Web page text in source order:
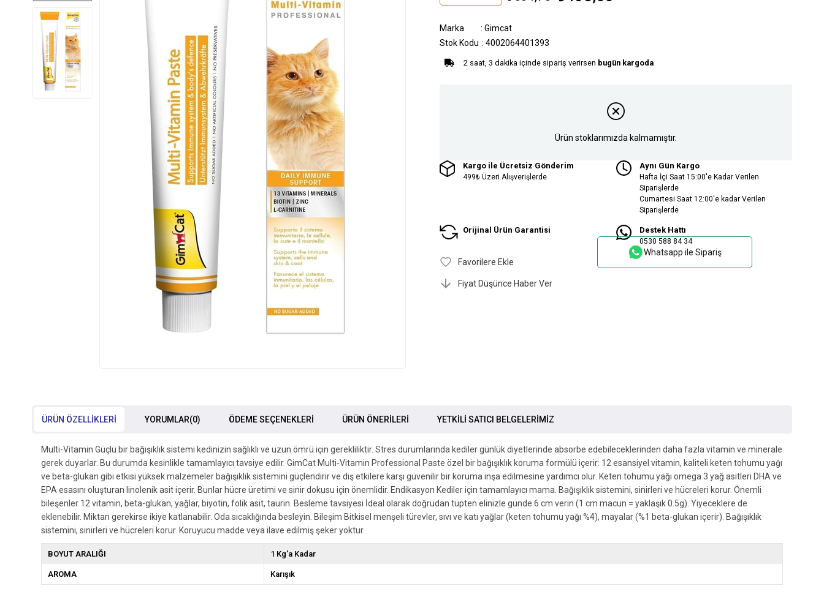
Marka : Gimcat
Stok Kodu
4002064401393
2 saat, 3 dakika içinde sipariş verirsen bugün kargoda
Ürün stoklarımızda kalmamıştır.
Kargo ile Ücretsiz Gönderim
499₺ Üzeri Alışverişlerde
Aynı Gün Kargo
Hafta İçi Saat 15:00'e Kadar Verilen
Siparişlerde
Cumartesi Saat 12:00'e kadar Verilen
Siparişlerde
Orijinal Ürün Garantisi Destek Hattı
0530 588 84 34
Favorilere Ekle
Fiyat Düşünce Haber Ver
Whatsapp ile Sipariş
ÜRÜN ÖZELLIKLERI YORUMLAR(0) ÖDEME SEÇENEKLERI ÜRÜN ÖNERILERI YETKİLİ SATICI BELGELERİMİZ
Multi-Vitamin Güçlü bir bağışıklık sistemi kedinizin sağlıklı ve uzun ömrü için gerekliliktir. Stres durumlarında kediler günlük diyetlerinde absorbe edebileceklerinden daha fazla vitamin ve minerale
gerek duyarlar. Bu durumda kesinlikle tamamlayıcı tavsiye edilir. GimCat Multi-Vitamin Professional Paste özel bir bağışıklık koruma formülü içerir: 12 esansiyel vitamin, kaliteli keten tohumu yağı
ve beta-glukan gibi etkisi yüksek malzemeler bağışıklık sistemini güçlendirir ve dış etkilere karşı güvenilir bir koruma inşa edilmesine yardımcı olur. Keten tohumu yağı omega 3 yağ asitleri DHA ve
EPA esasını oluşturan linolenik asit içerir. Bunlar hücre üretimi ve sinir dokusu için önemlidir. Endikasyon Kediler için tamamlayıcı mama. Bağışıklık sistemini, sinirleri ve hücreleri korur. Önemli
bileşenler 12 vitamin, beta-glukan, yağlar, biyotin, folik asit, taurin. Besleme tavsiyesi İdeal olarak doğrudan tüpten elinizle günde 6 cm verin (1 cm macun = yaklaşık 0.5g). Yiyeceklere de
eklenebilir. Miktarı gerekirse ikiye katlanabilir. Oda sıcaklığında besleyin. Bileşim Bitkisel menşeli türevler, sıvı ve katı yağlar (keten tohumu yağı %4), mayalar (%1 beta-glukan içerir). Bağışıklık
sistemini, sinirleri ve hücreleri korur. Koruyucu madde veya ilave edilmiş şeker yoktur.
BOYUT ARALIĞI 1 Kg'a Kadar
AROMA Karışık